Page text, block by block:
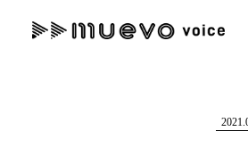
"読者の声を形にする”音楽特